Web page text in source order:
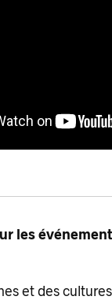
les
et des cultures